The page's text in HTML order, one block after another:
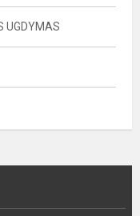
UGDYMAS